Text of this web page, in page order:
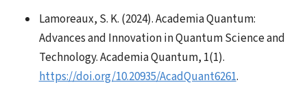
Lamoreaux, S. K. (2024). Academia Quantum:
Advances and Innovation in Quantum Science and
Technology. Academia Quantum, 1(1).
https://doi.org/10.20935/AcadQuant6261.